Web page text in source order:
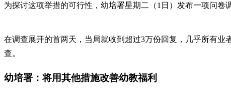
为探讨这项举措的可行性，幼培署星期二（1日）发布一项问卷
在调查展开的首两天，当局就收到超过3万份回复，几乎所有
查。
幼培署：将用其他措施改善幼教福利